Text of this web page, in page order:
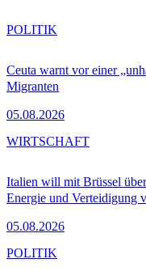
Ceuta warnt vor einer
Migranten
05.08.2026
POLITIK
Italien will mit Brüssel
Energie und Verteidigung
05.08.2026
WIRTSCHAFT
POLITIK